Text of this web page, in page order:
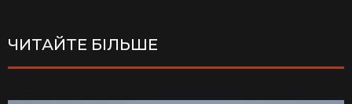
ЧИТАЙТЕ БІЛЬШЕ